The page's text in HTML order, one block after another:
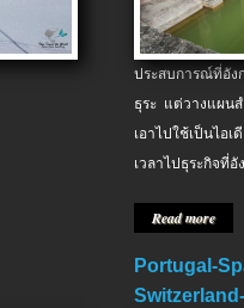
ประสบการณ์ที่อัง
ธุระ แต่วางแผน
เอาไปใช้เป็นไอ
เวลาไปธุระกิจที่อั
Read more
Portugal-